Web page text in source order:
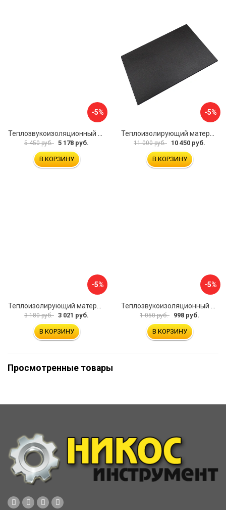
-5%
5 450 руб. 5 178 руб.
В КОРЗИНУ
-5%
11 000 руб. 10 450 руб.
В КОРЗИНУ
-5%
3 180 руб. 3 021 руб.
В КОРЗИНУ
-5%
1 050 руб. 998 руб.
В КОРЗИНУ
Просмотренные товары